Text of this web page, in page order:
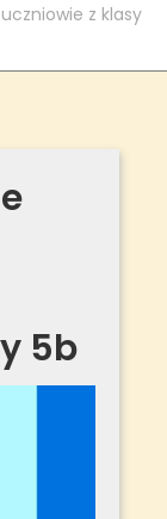
z klasy
5b